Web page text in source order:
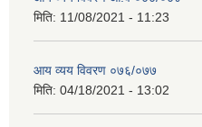
मिति: 11/08/2021 - 11:23
आय व्यय विवरण ०७६/०७७
मिति: 04/18/2021 - 13:02